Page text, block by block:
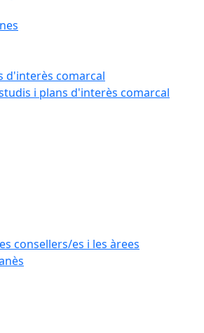
d'interès comarcal
i plans d'interès comarcal
consellers/es i les àrees